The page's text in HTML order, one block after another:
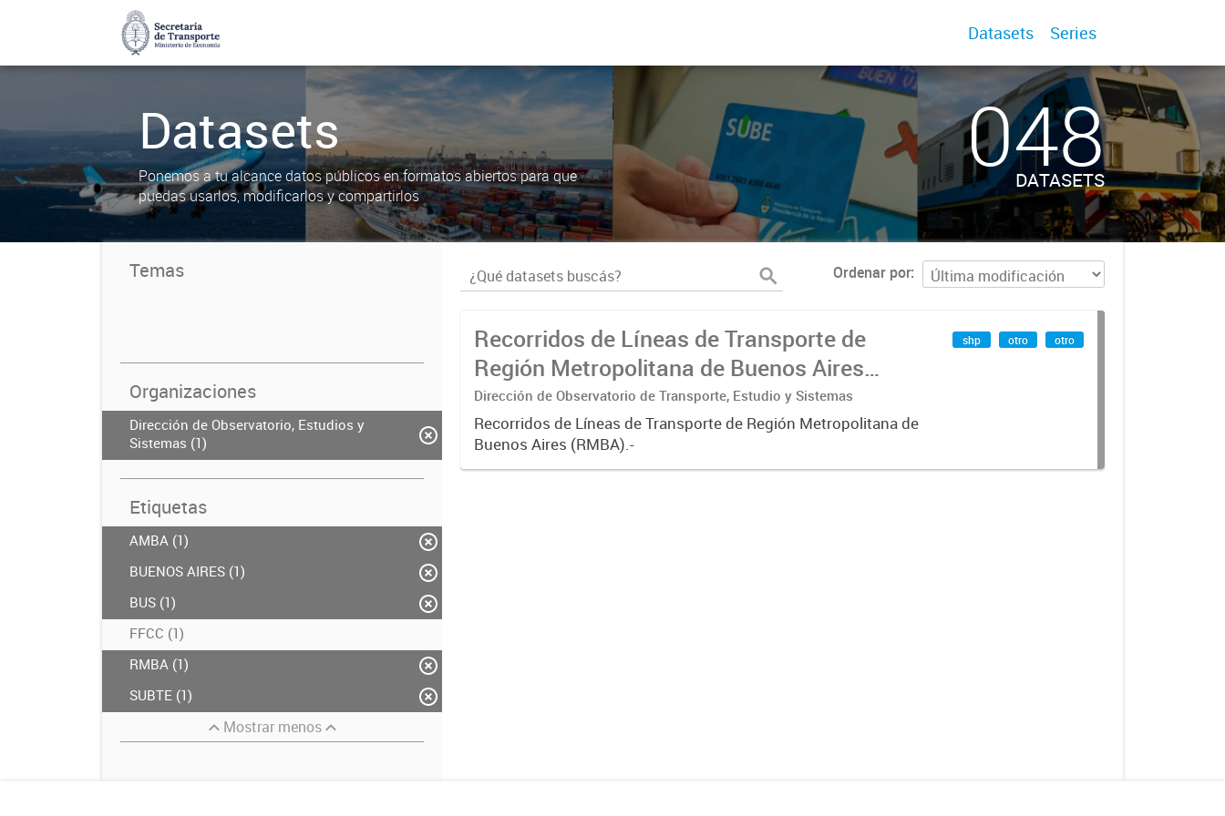
Datasets Series
Datasets
Ponemos a tu alcance datos públicos en formatos abiertos para que
puedas usarlos, modificarlos y compartirlos
048
DATASETS
Temas
Organizaciones
Dirección de Observatorio, Estudios y
Sistemas (1)
Etiquetas
AMBA (1)
BUENOS AIRES (1)
BUS (1)
FFCC (1)
RMBA (1)
SUBTE (1)
Mostrar menos
Ordenar por
Recorridos de Líneas de Transporte de
Región Metropolitana de Buenos Aires
(RMBA)
Dirección de Observatorio de Transporte, Estudio y Sistemas
Recorridos de Líneas de Transporte de Región Metropolitana de
Buenos Aires (RMBA).-
shp otro otro